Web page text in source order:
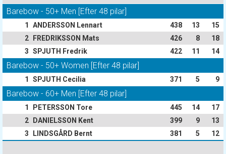
Barebow - 50+ Men [Efter 48 pilar]
1 ANDERSSON Lennart 438 13
15
2
FREDRIKSSON Mats 426 8
18
3 SPJUTH Fredrik 422 11 14
Barebow - 50+ Women [Efter 48 pilar]
1 SPJUTH Cecilia 371 5 9
Barebow - 60+ Men [Efter 48 pilar]
1 PETERSSON Tore 445 14
17
2
DANIELSSON Kent 399 9
13
3
LINDSGÅRD Bernt 381 5 12